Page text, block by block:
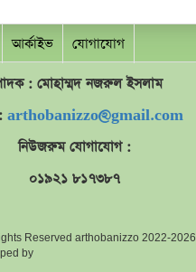
আর্কাইভ যোগাযোগ
: মোহাম্মদনজরুলইসলাম
arthobanizzo@gmail.com
নিউজরুম যোগাযোগ :
০১৯২১ ৮১৭৩৮৭
Reserved arthobanizzo 2022-2026
by